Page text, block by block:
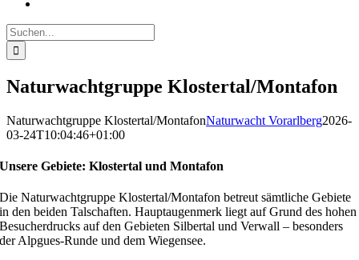
Suche
nach:
Naturwachtgruppe Klostertal/Montafon
Naturwachtgruppe Klostertal/MontafonNaturwacht Vorarlberg2026-
03-24T10:04:46+01:00
Unsere Gebiete: Klostertal und Montafon
Die Naturwachtgruppe Klostertal/Montafon betreut sämtliche Gebiete
in den beiden Talschaften. Hauptaugenmerk liegt auf Grund des hohen
Besucherdrucks auf den Gebieten Silbertal und Verwall – besonders
der Alpgues-Runde und dem Wiegensee.